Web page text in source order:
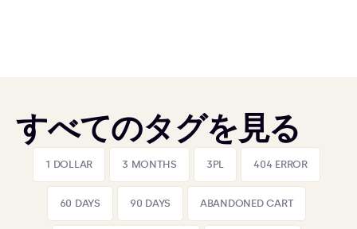
すべてのタグを見る
1 DOLLAR 3 MONTHS 3PL 404 ERROR
60 DAYS 90 DAYS ABANDONED CART